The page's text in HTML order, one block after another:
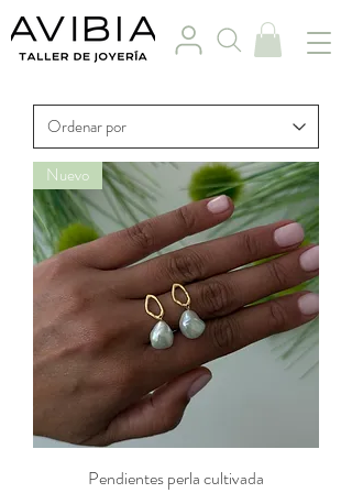
Nuevo
Pendientes perla cultivada